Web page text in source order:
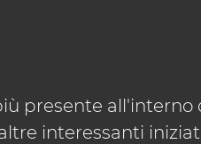
presente all'interno
interessanti